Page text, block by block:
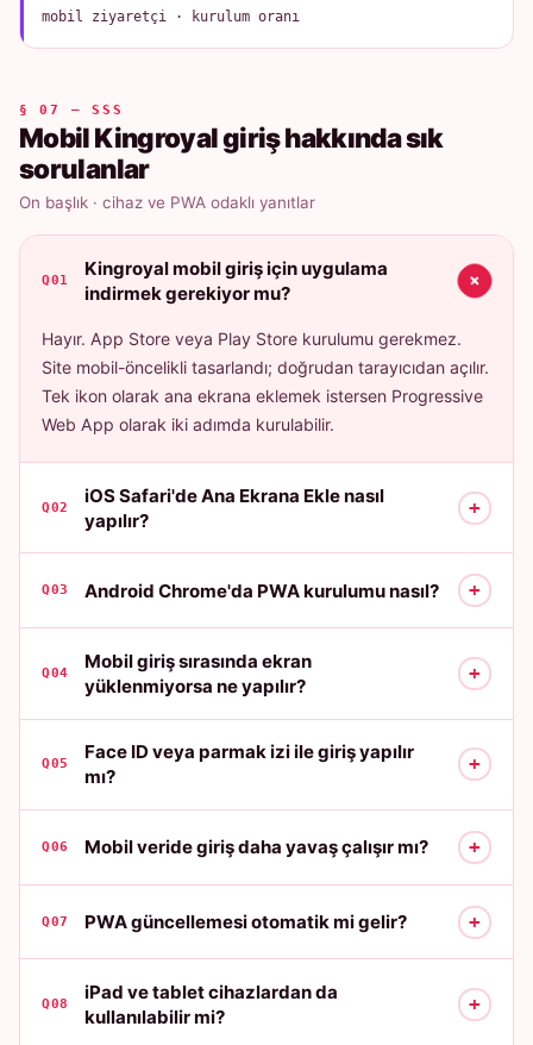
mobil ziyaretçi · kurulum oranı
§ 07 — SSS
Mobil Kingroyal giriş hakkında sık
sorulanlar
On başlık · cihaz ve PWA odaklı yanıtlar
Q01
Kingroyal mobil giriş için uygulama
indirmek gerekiyor mu?
+
Hayır. App Store veya Play Store kurulumu gerekmez.
Site mobil-öncelikli tasarlandı; doğrudan tarayıcıdan açılır.
Tek ikon olarak ana ekrana eklemek istersen Progressive
Web App olarak iki adımda kurulabilir.
Q02
iOS Safari'de Ana Ekrana Ekle nasıl
yapılır?
+
Q03 Android Chrome'da PWA kurulumu nasıl? +
Q04
Mobil giriş sırasında ekran
yüklenmiyorsa ne yapılır?
+
Q05
Face ID veya parmak izi ile giriş yapılır
mı?
+
Q06 Mobil veride giriş daha yavaş çalışır mı? +
Q07 PWA güncellemesi otomatik mi gelir? +
Q08
iPad ve tablet cihazlardan da
kullanılabilir mi?
+